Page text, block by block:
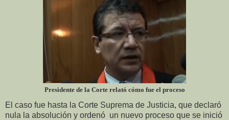
Presidente de la Corte relató cómo fue el proceso
El caso fue hasta la Corte Suprema de Justicia, que declaró
nula la absolución y ordenó un nuevo proceso que se inició